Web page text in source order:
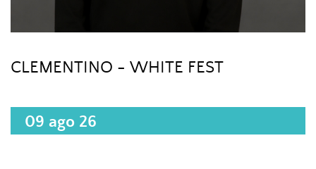
CLEMENTINO - WHITE FEST
09 ago 26